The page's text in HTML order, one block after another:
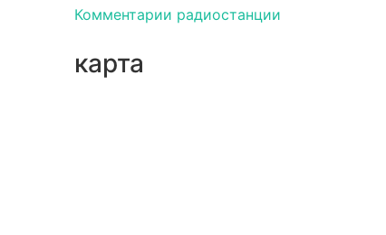
Комментарии радиостанции
карта